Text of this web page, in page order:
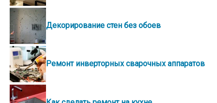
Декорирование стен без обоев
Ремонт инверторных сварочных аппаратов